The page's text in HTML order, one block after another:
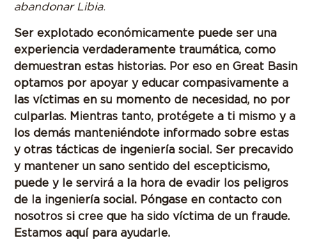
abandonar Libia.
Ser explotado económicamente puede ser una
experiencia verdaderamente traumática, como
demuestran estas historias. Por eso en Great Basin
optamos por apoyar y educar compasivamente a
las víctimas en su momento de necesidad, no por
culparlas. Mientras tanto, protégete a ti mismo y a
los demás manteniéndote informado sobre estas
y otras tácticas de ingeniería social. Ser precavido
y mantener un sano sentido del escepticismo,
puede y le servirá a la hora de evadir los peligros
de la ingeniería social. Póngase en contacto con
nosotros si cree que ha sido víctima de un fraude.
Estamos aquí para ayudarle.